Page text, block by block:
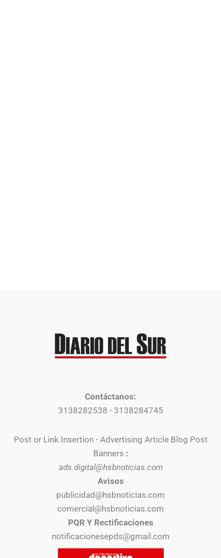
Contáctanos:
3138282538 - 3138284745
Post or Link Insertion - Advertising Article Blog Post
Banners :
ads.digital@hsbnoticias.com
Avisos
publicidad@hsbnoticias.com
comercial@hsbnoticias.com
PQR Y Rectificaciones
notificacionesepds@gmail.com